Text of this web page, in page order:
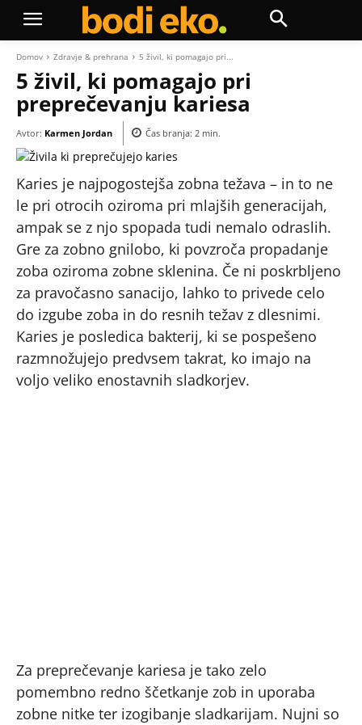
Domov Zdravje & prehrana 5 živil, ki pomagajo pri...
5 živil, ki pomagajo pri
preprečevanju kariesa
Avtor: Karmen Jordan Čas branja: 2 min.
Karies je najpogostejša zobna težava – in to ne
le pri otrocih oziroma pri mlajših generacijah,
ampak se z njo spopada tudi nemalo odraslih.
Gre za zobno gnilobo, ki povzroča propadanje
zoba oziroma zobne sklenina. Če ni poskrbljeno
za pravočasno sanacijo, lahko to privede celo
do izgube zoba in do resnih težav z dlesnimi.
Karies je posledica bakterij, ki se pospešeno
razmnožujejo predvsem takrat, ko imajo na
voljo veliko enostavnih sladkorjev.
Za preprečevanje kariesa je tako zelo
pomembno redno ščetkanje zob in uporaba
zobne nitke ter izogibanje sladkarijam. Nujni so